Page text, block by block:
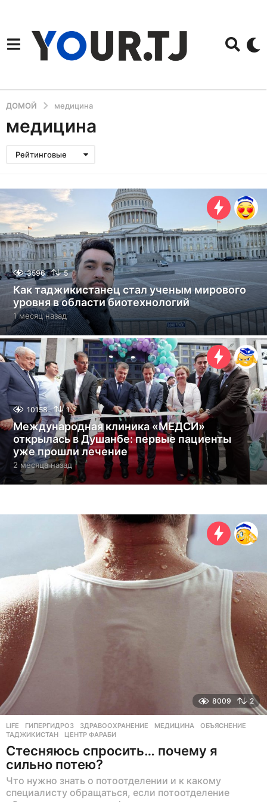
ДОМОЙ медицина
медицина
Рейтинговые
3596 5
Как таджикистанец стал ученым мирового
уровня в области биотехнологий
1 месяц назад1
м
е
ц
н
а
з
а
д
10158 1
Международная клиника «МЕДСИ»
открылась в Душанбе: первые пациенты
уже прошли лечение
2 месяца назад 2
м
е
з
а
д
8009 2
LIFE ГИПЕРГИДРОЗ ,ЗДРАВООХРАНЕНИЕ ,МЕДИЦИНА ,ОБЪЯСНЕНИЕ
ТАДЖИКИСТАН
,ЦЕНТР ФАРАБИ
Стесняюсь спросить… почему я
сильно потею?
Что нужно знать о потоотделении и к какому
специалисту обращаться, если потоотделение